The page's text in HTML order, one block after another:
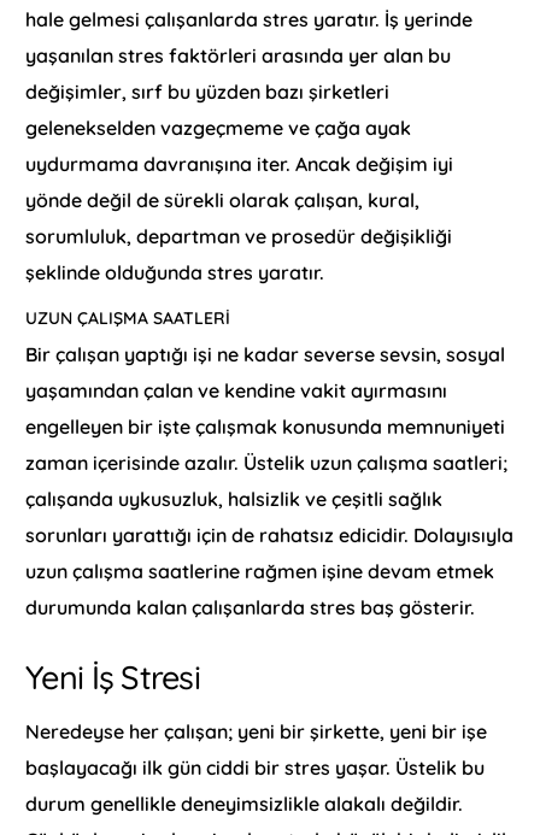
hale gelmesi çalışanlarda stres yaratır. İş yerinde
yaşanılan stres faktörleri arasında yer alan bu
değişimler, sırf bu yüzden bazı şirketleri
gelenekselden vazgeçmeme ve çağa ayak
uydurmama davranışına iter. Ancak değişim iyi
yönde değil de sürekli olarak çalışan, kural,
sorumluluk, departman ve prosedür değişikliği
şeklinde olduğunda stres yaratır.
UZUN ÇALIŞMA SAATLERI
Bir çalışan yaptığı işi ne kadar severse sevsin, sosyal
yaşamından çalan ve kendine vakit ayırmasını
engelleyen bir işte çalışmak konusunda memnuniyeti
zaman içerisinde azalır. Üstelik uzun çalışma saatleri;
çalışanda uykusuzluk, halsizlik ve çeşitli sağlık
sorunları yarattığı için de rahatsız edicidir. Dolayısıyla
uzun çalışma saatlerine rağmen işine devam etmek
durumunda kalan çalışanlarda stres baş gösterir.
Yeni İş Stresi
Neredeyse her çalışan; yeni bir şirkette, yeni bir işe
başlayacağı ilk gün ciddi bir stres yaşar. Üstelik bu
durum genellikle deneyimsizlikle alakalı değildir.